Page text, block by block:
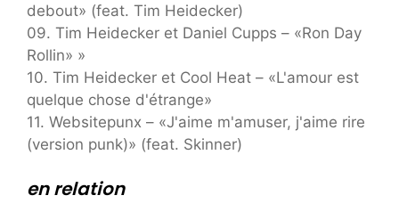
debout» (feat. Tim Heidecker)
09. Tim Heidecker et Daniel Cupps – «Ron Day
Rollin» »
10. Tim Heidecker et Cool Heat – «L'amour est
quelque chose d'étrange»
11. Websitepunx – «J'aime m'amuser, j'aime rire
(version punk)» (feat. Skinner)
en relation